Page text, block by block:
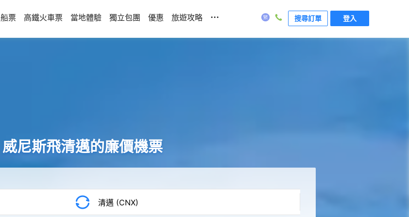
船票 高鐵火車票 當地體驗 獨立包團 優惠 旅遊攻略 ... 搜尋訂單 登入
威尼斯飛清邁的廉價機票